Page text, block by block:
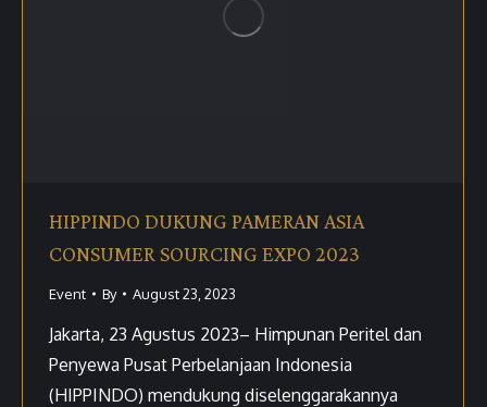
HIPPINDO DUKUNG PAMERAN ASIA
CONSUMER SOURCING EXPO 2023
Event By August 23, 2023
Jakarta, 23 Agustus 2023– Himpunan Peritel dan
Penyewa Pusat Perbelanjaan Indonesia
(HIPPINDO) mendukung diselenggarakannya